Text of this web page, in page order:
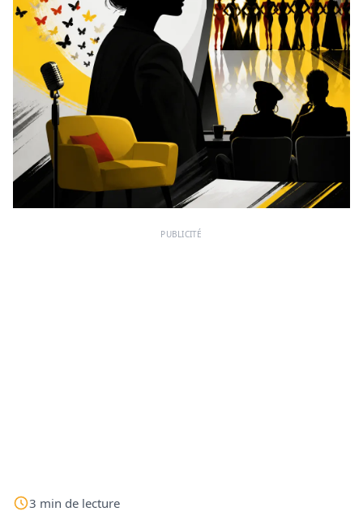
PUBLICITÉ
3 min de lecture